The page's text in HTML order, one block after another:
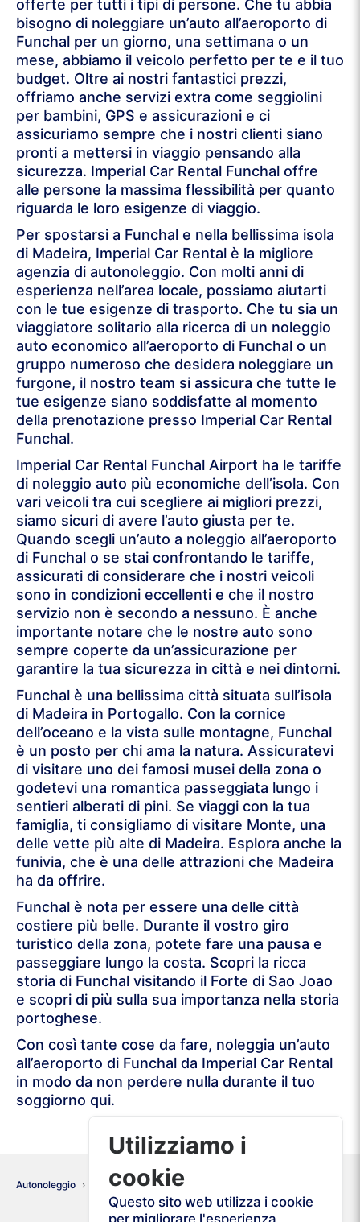
offerte per tutti i tipi di persone. Che tu abbia
bisogno di noleggiare un’auto all’aeroporto di
Funchal per un giorno, una settimana o un
mese, abbiamo il veicolo perfetto per te e il tuo
budget. Oltre ai nostri fantastici prezzi,
offriamo anche servizi extra come seggiolini
per bambini, GPS e assicurazioni e ci
assicuriamo sempre che i nostri clienti siano
pronti a mettersi in viaggio pensando alla
sicurezza. Imperial Car Rental Funchal offre
alle persone la massima flessibilità per quanto
riguarda le loro esigenze di viaggio.
Per spostarsi a Funchal e nella bellissima isola
di Madeira, Imperial Car Rental è la migliore
agenzia di autonoleggio. Con molti anni di
esperienza nell’area locale, possiamo aiutarti
con le tue esigenze di trasporto. Che tu sia un
viaggiatore solitario alla ricerca di un noleggio
auto economico all’aeroporto di Funchal o un
gruppo numeroso che desidera noleggiare un
furgone, il nostro team si assicura che tutte le
tue esigenze siano soddisfatte al momento
della prenotazione presso Imperial Car Rental
Funchal.
Imperial Car Rental Funchal Airport ha le tariffe
di noleggio auto più economiche dell’isola. Con
vari veicoli tra cui scegliere ai migliori prezzi,
siamo sicuri di avere l’auto giusta per te.
Quando scegli un’auto a noleggio all’aeroporto
di Funchal o se stai confrontando le tariffe,
assicurati di considerare che i nostri veicoli
sono in condizioni eccellenti e che il nostro
servizio non è secondo a nessuno. È anche
importante notare che le nostre auto sono
sempre coperte da un’assicurazione per
garantire la tua sicurezza in città e nei dintorni.
Funchal è una bellissima città situata sull’isola
di Madeira in Portogallo. Con la cornice
dell’oceano e la vista sulle montagne, Funchal
è un posto per chi ama la natura. Assicuratevi
di visitare uno dei famosi musei della zona o
godetevi una romantica passeggiata lungo i
sentieri alberati di pini. Se viaggi con la tua
famiglia, ti consigliamo di visitare Monte, una
delle vette più alte di Madeira. Esplora anche la
funivia, che è una delle attrazioni che Madeira
ha da offrire.
Funchal è nota per essere una delle città
costiere più belle. Durante il vostro giro
turistico della zona, potete fare una pausa e
passeggiare lungo la costa. Scopri la ricca
storia di Funchal visitando il Forte di Sao Joao
e scopri di più sulla sua importanza nella storia
portoghese.
Con così tante cose da fare, noleggia un’auto
all’aeroporto di Funchal da Imperial Car Rental
in modo da non perdere nulla durante il tuo
soggiorno qui.
Autonoleggio Portogallo Madeira
Utilizziamo i
cookie
Questo sito web utilizza i cookie